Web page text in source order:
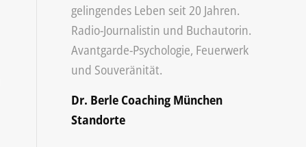
gelingendes Leben seit 20 Jahren.
Radio-Journalistin und Buchautorin.
Avantgarde-Psychologie, Feuerwerk
und Souveränität.
Dr. Berle Coaching München
Standorte